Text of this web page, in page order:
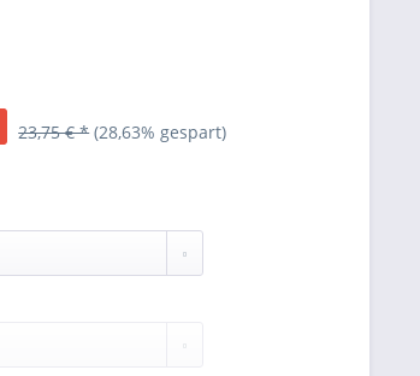
23,75 € * (28,63% gespart)